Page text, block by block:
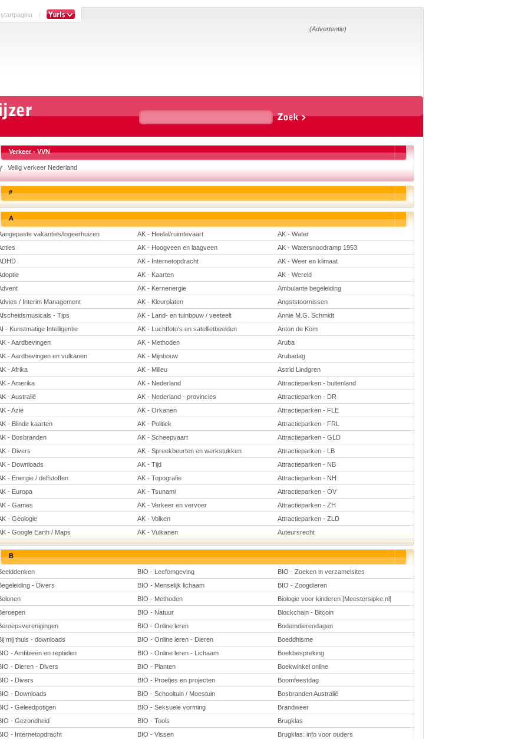
(Advertentie)
Verkeer - VVN
Veilig verkeer Nederland
#
A
vakanties/logeerhuizen AK - Heelal/ruimtevaart
AK - Water
AK - Hoogveen en laagveen
AK - Watersnoodramp 1953
AK - Internetopdracht
AK - Weer en klimaat
AK - Kaarten
AK - Wereld
AK - Kernenergie
Ambulante begeleiding
/ Interim Management
AK - Kleurplaten
Angststoornissen
- Tips
AK - Land- en tuinbouw / veeteelt
Annie M.G. Schmidt
- Kunstmatige Intelligentie
AK - Luchtfoto's en satellietbeelden
Anton de Kom
- Aardbevingen
AK - Methoden
Aruba
- Aardbevingen en vulkanen
AK - Mijnbouw
Arubadag
- Afrika
AK - Milieu
Astrid Lindgren
- Amerika
AK - Nederland
Attractieparken - buitenland
- Australië
AK - Nederland - provincies
Attractieparken - DR
- Azië
AK - Orkanen
Attractieparken - FLE
- Blinde kaarten
AK - Politiek
Attractieparken - FRL
- Bosbranden
AK - Scheepvaart
Attractieparken - GLD
- Divers
AK - Spreekbeurten en werkstukken
Attractieparken - LB
- Downloads
AK - Tijd
Attractieparken - NB
- Energie / delfstoffen
AK - Topografie
Attractieparken - NH
- Europa
AK - Tsunami
Attractieparken - OV
- Games
AK - Verkeer en vervoer
Attractieparken - ZH
- Geologie
AK - Volken
Attractieparken - ZLD
- Google Earth / Maps
AK - Vulkanen Auteursrecht
B
BIO - Leefomgeving
BIO - Zoeken in verzamelsites
- Divers
BIO - Menselijk lichaam
BIO - Zoogdieren
BIO - Methoden
Biologie voor kinderen [Meestersipke.nl]
BIO - Natuur
Blockchain - Bitcoin
BIO - Online leren
Bodemdierendagen
mij thuis - downloads
BIO - Online leren - Dieren
Boeddhisme
- Amfibieën en reptielen
BIO - Online leren - Lichaam
Boekbespreking
- Dieren - Divers
BIO - Planten
Boekwinkel online
- Divers
BIO - Proefjes en projecten
Boomfeestdag
- Downloads
BIO - Schooltuin / Moestuin
Bosbranden Australië
- Geleedpotigen
BIO - Seksuele vorming
Brandweer
- Gezondheid
BIO - Tools
Brugklas
- Internetopdracht
BIO - Vissen
Brugklas: info voor ouders